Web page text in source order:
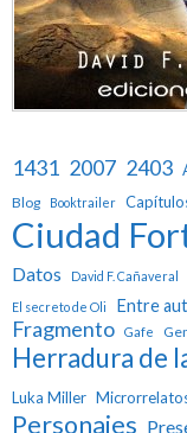
1431 2007 2403
Blog Booktrailer
Ciudad
Datos David F. Cañaveral
El secreto de Oli Entre
Fragmento Gafe
Herradura de
Luka Miller
Personajes